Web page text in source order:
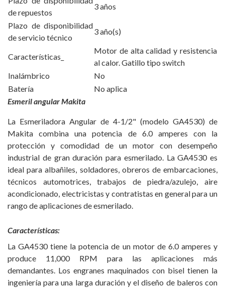
de repuestos
3 años
Plazo de disponibilidad
de servicio técnico
3 año(s)
Características_
Motor de alta calidad y resistencia
al calor. Gatillo tipo switch
Inalámbrico
No
Batería
No aplica
Esmeril angular Makita
La Esmeriladora Angular de 4-1/2" (modelo GA4530) de
Makita combina una potencia de 6.0 amperes con la
protección y comodidad de un motor con desempeño
industrial de gran duración para esmerilado. La GA4530 es
ideal para albañiles, soldadores, obreros de embarcaciones,
técnicos automotrices, trabajos de piedra/azulejo, aire
acondicionado, electricistas y contratistas en general para un
rango de aplicaciones de esmerilado.
Características:
La GA4530 tiene la potencia de un motor de 6.0 amperes y
produce 11,000 RPM para las aplicaciones más
demandantes. Los engranes maquinados con bisel tienen la
ingeniería para una larga duración y el diseño de baleros con